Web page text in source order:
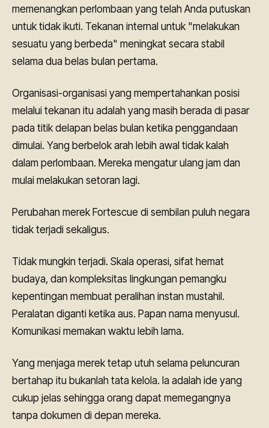
memenangkan perlombaan yang telah Anda putuskan
untuk tidak ikuti. Tekanan internal untuk "melakukan
sesuatu yang berbeda" meningkat secara stabil
selama dua belas bulan pertama.
Organisasi-organisasi yang mempertahankan posisi
melalui tekanan itu adalah yang masih berada di pasar
pada titik delapan belas bulan ketika penggandaan
dimulai. Yang berbelok arah lebih awal tidak kalah
dalam perlombaan. Mereka mengatur ulang jam dan
mulai melakukan setoran lagi.
Perubahan merek Fortescue di sembilan puluh negara
tidak terjadi sekaligus.
Tidak mungkin terjadi. Skala operasi, sifat hemat
budaya, dan kompleksitas lingkungan pemangku
kepentingan membuat peralihan instan mustahil.
Peralatan diganti ketika aus. Papan nama menyusul.
Komunikasi memakan waktu lebih lama.
Yang menjaga merek tetap utuh selama peluncuran
bertahap itu bukanlah tata kelola. Ia adalah ide yang
cukup jelas sehingga orang dapat memegangnya
tanpa dokumen di depan mereka.